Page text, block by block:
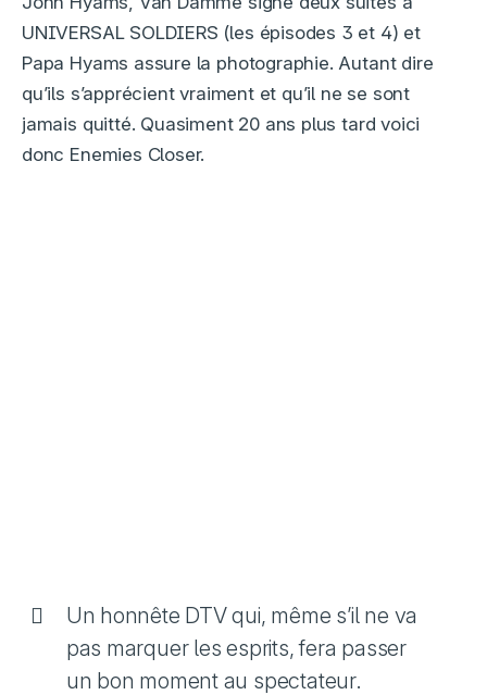
UNIVERSAL SOLDIERS (les épisodes 3 et 4) et
Papa Hyams assure la photographie. Autant dire
qu’ils s’apprécient vraiment et qu’il ne se sont
jamais quitté. Quasiment 20 ans plus tard voici
donc Enemies Closer.
Un honnête DTV qui, même s’il ne va
pas marquer les esprits, fera passer
un bon moment au spectateur.